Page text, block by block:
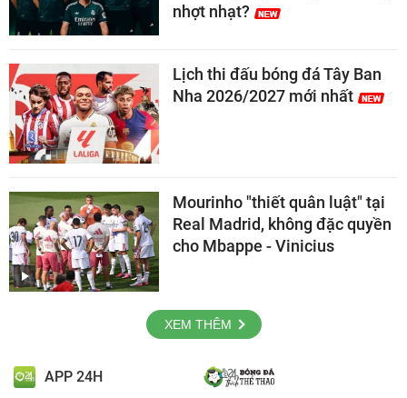
nhợt nhạt?
Lịch thi đấu bóng đá Tây Ban
Nha 2026/2027 mới nhất
Mourinho "thiết quân luật" tại
Real Madrid, không đặc quyền
cho Mbappe - Vinicius
XEM THÊM
APP 24H